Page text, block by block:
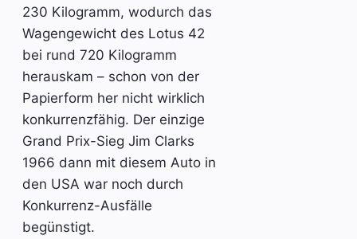
230 Kilogramm, wodurch das
Wagengewicht des Lotus 42
bei rund 720 Kilogramm
herauskam – schon von der
Papierform her nicht wirklich
konkurrenzfähig. Der einzige
Grand Prix-Sieg Jim Clarks
1966 dann mit diesem Auto in
den USA war noch durch
Konkurrenz-Ausfälle
begünstigt.